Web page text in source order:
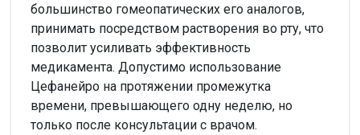
большинство гомеопатических его аналогов,
принимать посредством растворения во рту, что
позволит усиливать эффективность
медикамента. Допустимо использование
Цефанейро на протяжении промежутка
времени, превышающего одну неделю, но
только после консультации с врачом.